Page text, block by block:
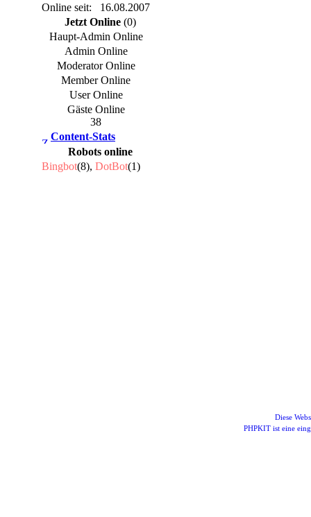
Online seit:
16.08.2007
Jetzt Online (0)
Haupt-Admin Online
Admin Online
Moderator Online
Member Online
User Online
Gäste Online
38
Content-Stats
Robots online
Bingbot(8), DotBot(1)
Diese
PHPKIT ist eine